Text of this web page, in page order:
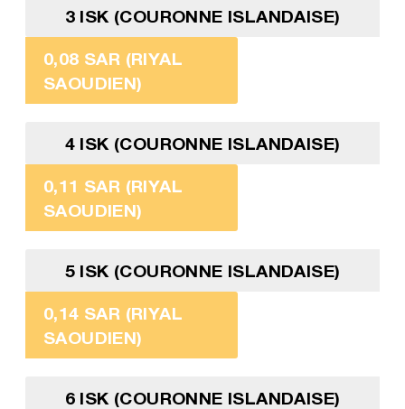
3 ISK (COURONNE ISLANDAISE)
0,08 SAR (RIYAL
SAOUDIEN)
4 ISK (COURONNE ISLANDAISE)
0,11 SAR (RIYAL
SAOUDIEN)
5 ISK (COURONNE ISLANDAISE)
0,14 SAR (RIYAL
SAOUDIEN)
6 ISK (COURONNE ISLANDAISE)